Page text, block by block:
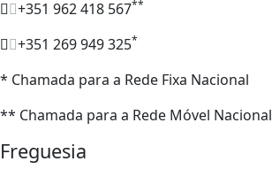
+351 962 418 567**
+351 269 949 325*
* Chamada para a Rede Fixa Nacional
** Chamada para a Rede Móvel Nacional
Freguesia